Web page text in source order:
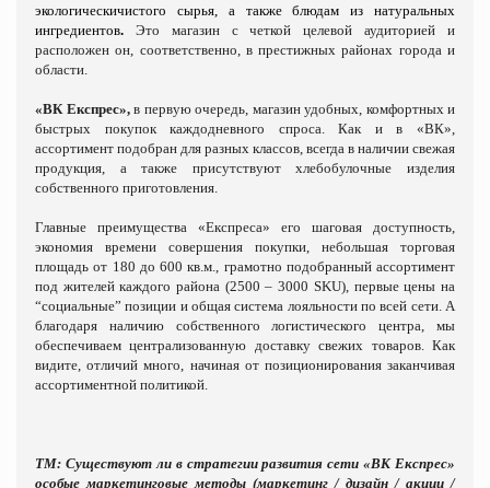
экологическичистого сырья, а также блюдам
из натуральных
ингредиентов.
Это магазин с четкой целевой аудиторией и
расположен он, соответственно, в престижных районах города и
области.
«ВК Експрес»,в первую очередь, магазин удобных, комфортных и
быстрых покупок каждодневного спроса. Как и в «ВК»,
ассортимент подобран для разных классов, всегда в наличии свежая
продукция, а также присутствуют хлебобулочные изделия
собственного приготовления.
Главные преимущества «Експреса» его шаговая доступность,
экономия времени совершения покупки, небольшая торговая
площадь от 180 до 600 кв.м., грамотно подобранный ассортимент
под жителей каждого района (2500 – 3000 SKU), первые цены на
“социальные” позиции и общая система лояльности по всей сети. А
благодаря наличию собственного логистического центра, мы
обеспечиваем централизованную доставку свежих товаров. Как
видите, отличий много, начиная от позиционирования заканчивая
ассортиментной политикой.
ТМ: Существуют ли в стратегии развития сети «ВК Експрес»
особые маркетинговые методы (маркетинг / дизайн / акции /